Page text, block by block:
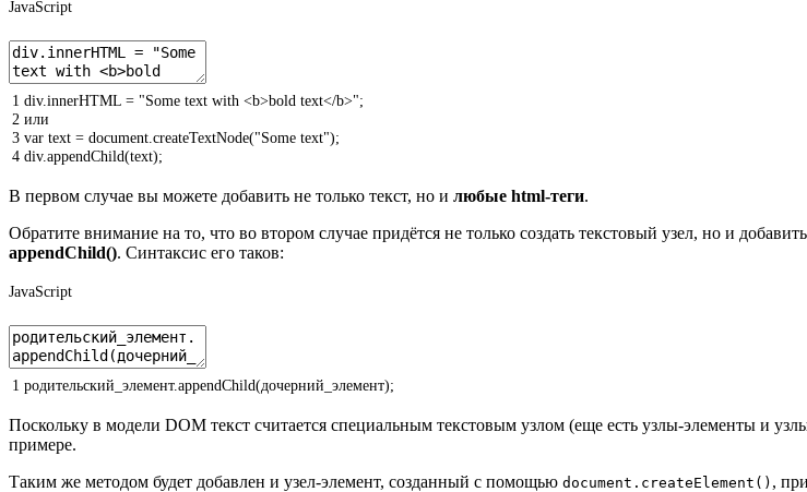
JavaScript
1
2
3
4
div.innerHTML = "Some text with <b>bold text</b>";
или
var text = document.createTextNode("Some text");
div.appendChild(text);
В первом случае вы можете добавить не только текст, но и любые html-теги.
Обратите внимание на то, что во втором случае придётся не только создать текстовый узел, но и
appendChild(). Синтаксис его таков:
JavaScript
1 родительский элемент. appendChild(дочерний элемент);
Поскольку в модели DOM текст считается специальным текстовым узлом (еще есть узлы-элементы и
примере.
Таким же методом будет добавлен и узел-элемент, созданный с помощью document.createElement() ,